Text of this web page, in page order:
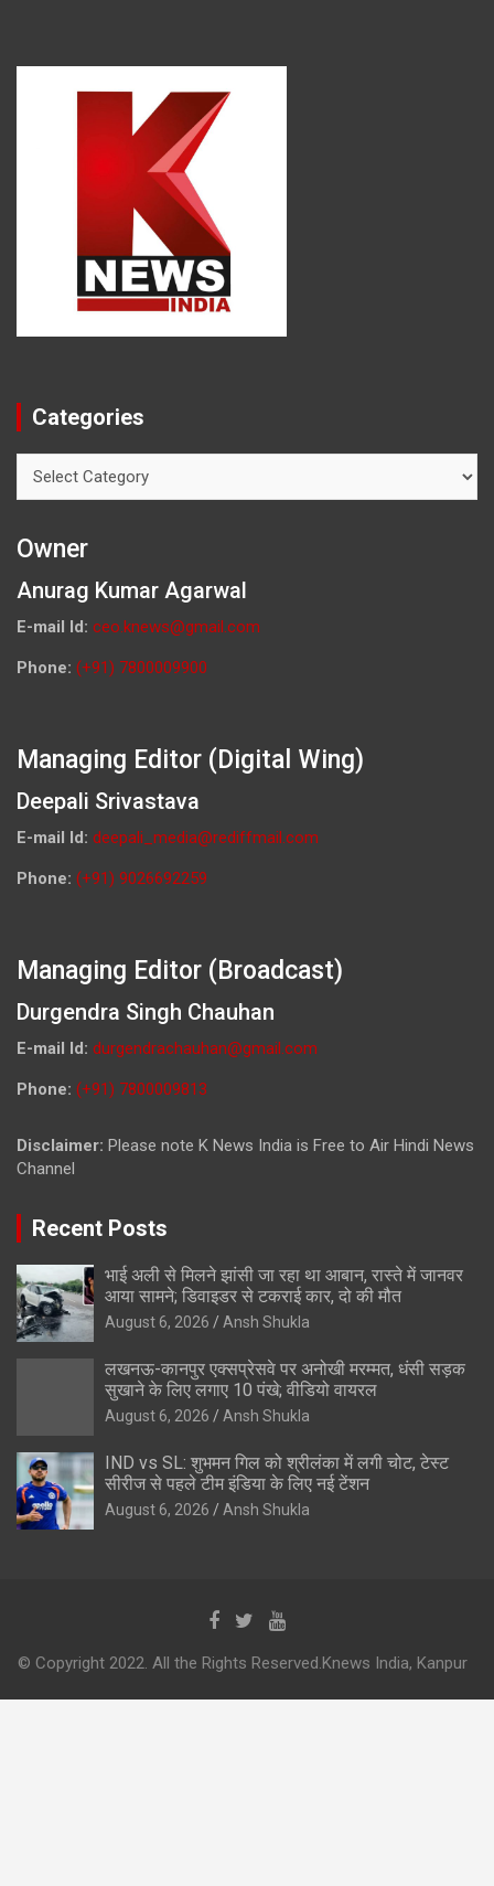
Categories
Owner
Anurag Kumar Agarwal
E-mail Id: ceo.knews@gmail.com
Phone: (+91) 7800009900
Managing Editor (Digital Wing)
Deepali Srivastava
E-mail Id: deepali_media@rediffmail.com
Phone: (+91) 9026692259
Managing Editor (Broadcast)
Durgendra Singh Chauhan
E-mail Id: durgendrachauhan@gmail.com
Phone: (+91) 7800009813
Disclaimer: Please note K News India is Free to Air Hindi News
Channel
Recent Posts
भाई अली से मिलने झांसी जा रहा था आबान, रास्ते में जानवर
आया सामने; डिवाइडर से टकराई कार, दो की मौत
August 6, 2026 Ansh Shukla
लखनऊ-कानपुर एक्सप्रेसवे पर अनोखी मरम्मत, धंसी सड़क
सुखाने के लिए लगाए 10 पंखे; वीडियो वायरल
August 6, 2026 Ansh Shukla
IND vs SL: शुभमन गिल को श्रीलंका में लगी चोट, टेस्ट
सीरीज से पहले टीम इंडिया के लिए नई टेंशन
August 6, 2026 Ansh Shukla
© Copyright 2022. All the Rights Reserved.Knews India, Kanpur